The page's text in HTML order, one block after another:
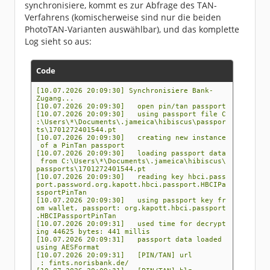
troller.handleStore] storing pin/tan config
[Fri Jul 10 12:01:39 CEST 2026][INFO][main]
[de.willuhn.jameica.hbci.passports.pintan.ser
ver.PinTanConfigImpl.setURL] saving URL fints
.norisbank.de/
[Fri Jul 10 12:01:39 CEST 2026][INFO][main]
ICE_STOPPED
[Fri Jul 10 12:01:39 CEST 2026][INFO][main]
[de.willuhn.jameica.hbci.passports.pintan.Pin
TanConfigFactory.store] storing pin/tan confi
g
[Fri Jul 10 12:01:39 CEST 2026][INFO][main]
[de.willuhn.jameica.hbci.passports.pintan.Pin
TanConfigFactory.store] updating existing con
fig
[Fri Jul 10 12:01:39 CEST 2026][INFO][main]
[de.willuhn.jameica.hbci.passports.pintan.Pin
TanConfigFactory.store] saving passport confi
g
[Fri Jul 10 12:01:44 CEST 2026][INFO][main]
[de.willuhn.jameica.hbci.passports.pintan.Con
troller.handleStore] storing pin/tan config
[Fri Jul 10 12:01:44 CEST 2026][INFO][main]
[de.willuhn.jameica.hbci.passports.pintan.ser
ver.PinTanConfigImpl.setURL] saving URL fints
.norisbank.de/
[Fri Jul 10 12:01:44 CEST 2026][INFO][main]
[de.willuhn.jameica.hbci.passports.pintan.Pin
TanConfigFactory.store] storing pin/tan confi
g
[Fri Jul 10 12:01:44 CEST 2026][INFO][main]
synchronisiere, kommt es zur Abfrage des TAN-
Verfahrens (komischerweise sind nur die beiden
PhotoTAN-Varianten auswählbar), und das komplette
Log sieht so aus:
Code
[10.07.2026 20:09:30] Synchronisiere Bank-
Zugang...
[10.07.2026 20:09:30] open pin/tan passport
[10.07.2026 20:09:30] using passport file C
:\Users\*\Documents\.jameica\hibiscus\passpor
ts\1701272401544.pt
[10.07.2026 20:09:30] creating new instance
of a PinTan passport
[10.07.2026 20:09:30] loading passport data
from C:\Users\*\Documents\.jameica\hibiscus\
passports\1701272401544.pt
[10.07.2026 20:09:30] reading key hbci.pass
port.password.org.kapott.hbci.passport.HBCIPa
ssportPinTan
[10.07.2026 20:09:30] using passport key fr
om wallet, passport: org.kapott.hbci.passport
.HBCIPassportPinTan
[10.07.2026 20:09:31] used time for decrypt
ing 44625 bytes: 441 millis
[10.07.2026 20:09:31] passport data loaded
using AESFormat
[10.07.2026 20:09:31] [PIN/TAN] url
: fints.norisbank.de/